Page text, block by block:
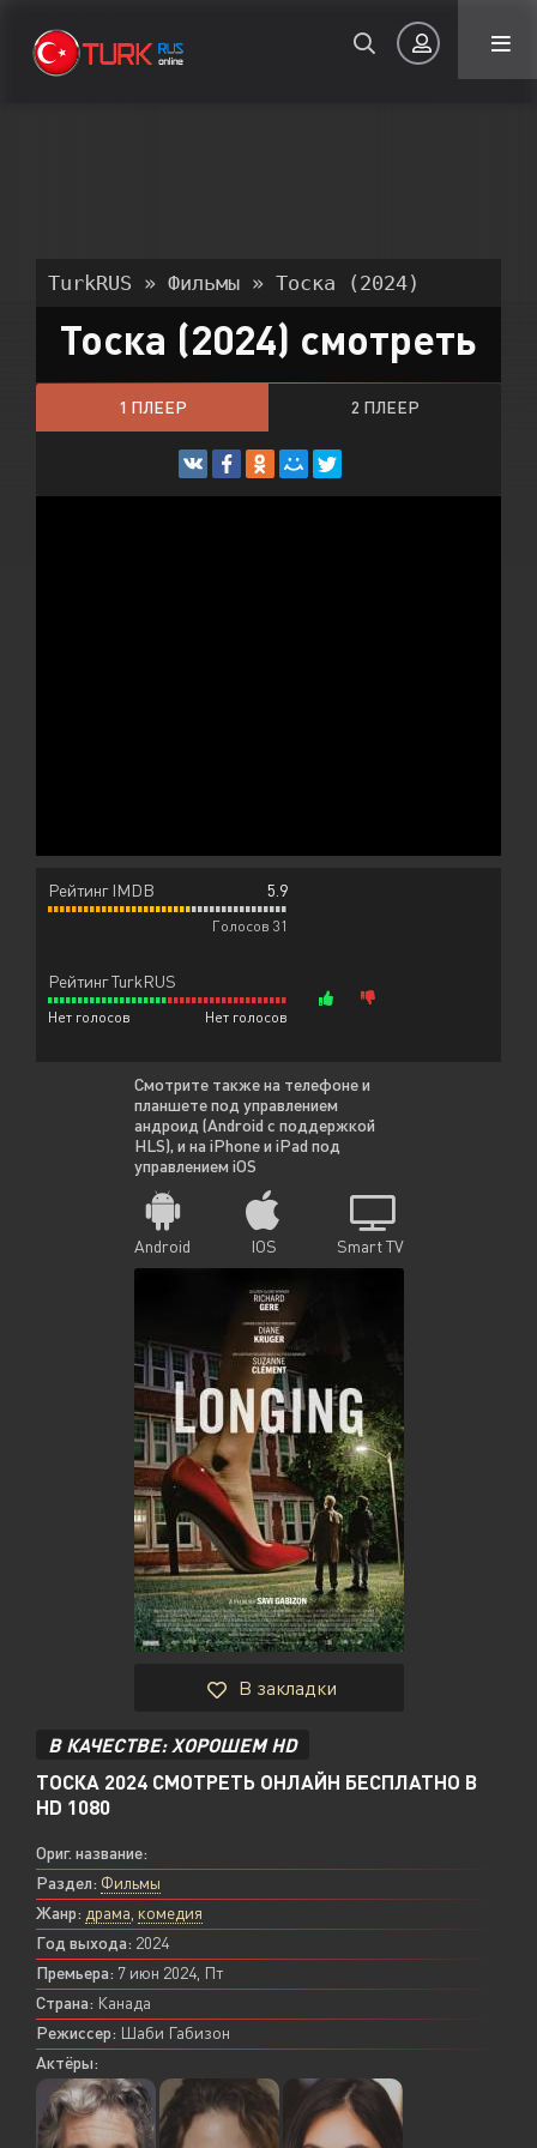
Запомнить
Восстановить пароль
TurkRUS » Фильмы » Тоска (2024)
Тоска (2024) смотреть
1 ПЛЕЕР 2 ПЛЕЕР
Рейтинг IMDB 5.9
Голосов 31
Рейтинг TurkRUS
Нет голосов Нет голосов
Смотрите также на телефоне и
планшете под управлением
андроид (Android с поддержкой
HLS), и на iPhone и iPad под
управлением iOS
Android IOS Smart TV
В закладки
В КАЧЕСТВЕ: ХОРОШЕМ HD
ТОСКА 2024 СМОТРЕТЬ ОНЛАЙН БЕСПЛАТНО В
HD 1080
Ориг. название:
Раздел: Фильмы
Жанр: драма комедия
Год выхода: 2024
Премьера: 7 июн 2024, Пт
Страна: Канада
Режиссер: Шаби Габизон
Актёры: